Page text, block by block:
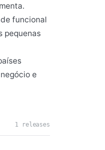
funcional
pequenas
e
1 releases